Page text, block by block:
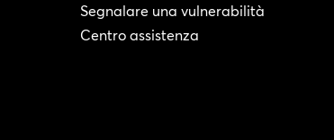
Segnalare una vulnerabilità
Centro assistenza